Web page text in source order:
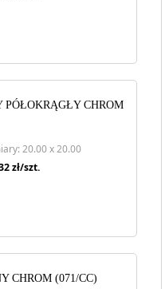
PÓŁOKRĄGŁY CHROM
20.00 x 20.00
zł/szt.
CHROM (071/CC)